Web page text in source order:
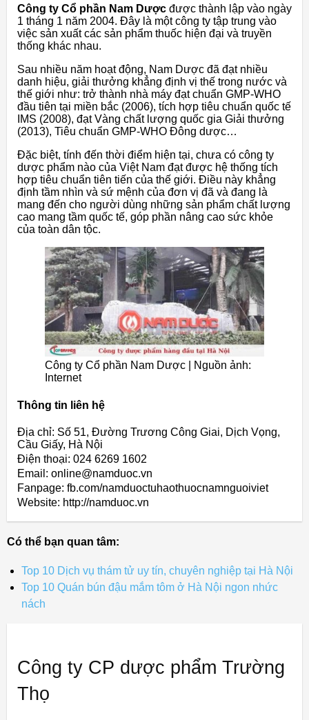
Công ty Cổ phần Nam Dược được thành lập vào ngày
1 tháng 1 năm 2004. Đây là một công ty tập trung vào
việc sản xuất các sản phẩm thuốc hiện đại và truyền
thống khác nhau.
Sau nhiều năm hoạt động, Nam Dược đã đạt nhiều
danh hiệu, giải thưởng khẳng định vị thế trong nước và
thế giới như: trở thành nhà máy đạt chuẩn GMP-WHO
đầu tiên tại miền bắc (2006), tích hợp tiêu chuẩn quốc tế
IMS (2008), đạt Vàng chất lượng quốc gia Giải thưởng
(2013), Tiêu chuẩn GMP-WHO Đông dược…
Đặc biệt, tính đến thời điểm hiện tại, chưa có công ty
dược phẩm nào của Việt Nam đạt được hệ thống tích
hợp tiêu chuẩn tiên tiến của thế giới. Điều này khẳng
định tầm nhìn và sứ mệnh của đơn vị đã và đang là
mang đến cho người dùng những sản phẩm chất lượng
cao mang tầm quốc tế, góp phần nâng cao sức khỏe
của toàn dân tộc.
Công ty Cổ phần Nam Dược | Nguồn ảnh:
Internet
Thông tin liên hệ
Địa chỉ: Số 51, Đường Trương Công Giai, Dịch Vọng,
Cầu Giấy, Hà Nội
Điện thoại: 024 6269 1602
Email: online@namduoc.vn
Fanpage: fb.com/namduoctuhaothuocnamnguoiviet
Website: http://namduoc.vn
Có thể bạn quan tâm:
Top 10 Dịch vụ thám tử uy tín, chuyên nghiệp tại Hà Nội
Top 10 Quán bún đậu mắm tôm ở Hà Nội ngon nhức
nách
Công ty CP dược phẩm Trường
Thọ